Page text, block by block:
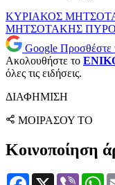
ΚΥΡΙΑΚΟΣ
ΜΗΤΣΟΤΑΚΗΣ
Google Προσθέστε
Ακολουθήστε το
όλες τις ειδήσεις.
ΔΙΑΦΗΜΙΣΗ
ΜΟΙΡΑΣΟΥ ΤΟ
Κοινοποίηση
Facebook
X Viber